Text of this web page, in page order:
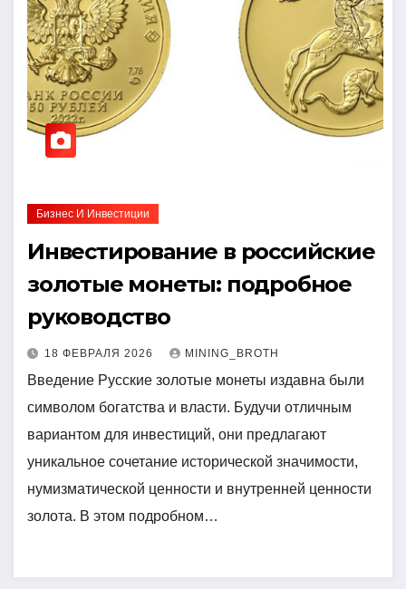
Бизнес И Инвестиции
Инвестирование в российские
золотые монеты: подробное
руководство
18 ФЕВРАЛЯ 2026 MINING_BROTH
Введение Русские золотые монеты издавна были
символом богатства и власти. Будучи отличным
вариантом для инвестиций, они предлагают
уникальное сочетание исторической значимости,
нумизматической ценности и внутренней ценности
золота. В этом подробном…